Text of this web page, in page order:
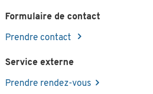
Formulaire de contact
Prendre contact
Service externe
Prendre rendez-vous